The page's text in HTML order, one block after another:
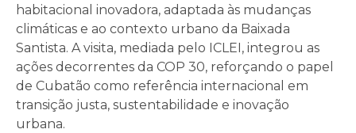
habitacional inovadora, adaptada às mudanças
climáticas e ao contexto urbano da Baixada
Santista. A visita, mediada pelo ICLEI, integrou as
ações decorrentes da COP 30, reforçando o papel
de Cubatão como referência internacional em
transição justa, sustentabilidade e inovação
urbana.